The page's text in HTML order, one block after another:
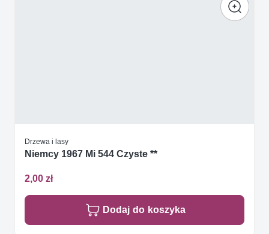
Drzewa i lasy
Niemcy 1967 Mi 544 Czyste **
2,00 zł
Dodaj do koszyka